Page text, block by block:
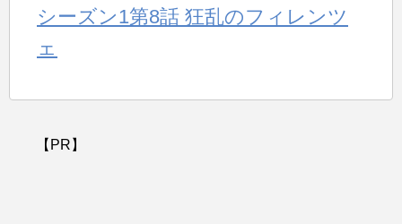
シーズン1第8話 狂乱のフィレンツ
ェ
【PR】